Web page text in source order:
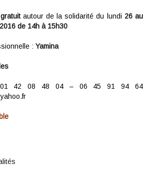
autour de la solidarité du lundi 26 au
2016 de 14h à 15h30
: Yamina
01 42 08 48 04 – 06 45 91 94 64